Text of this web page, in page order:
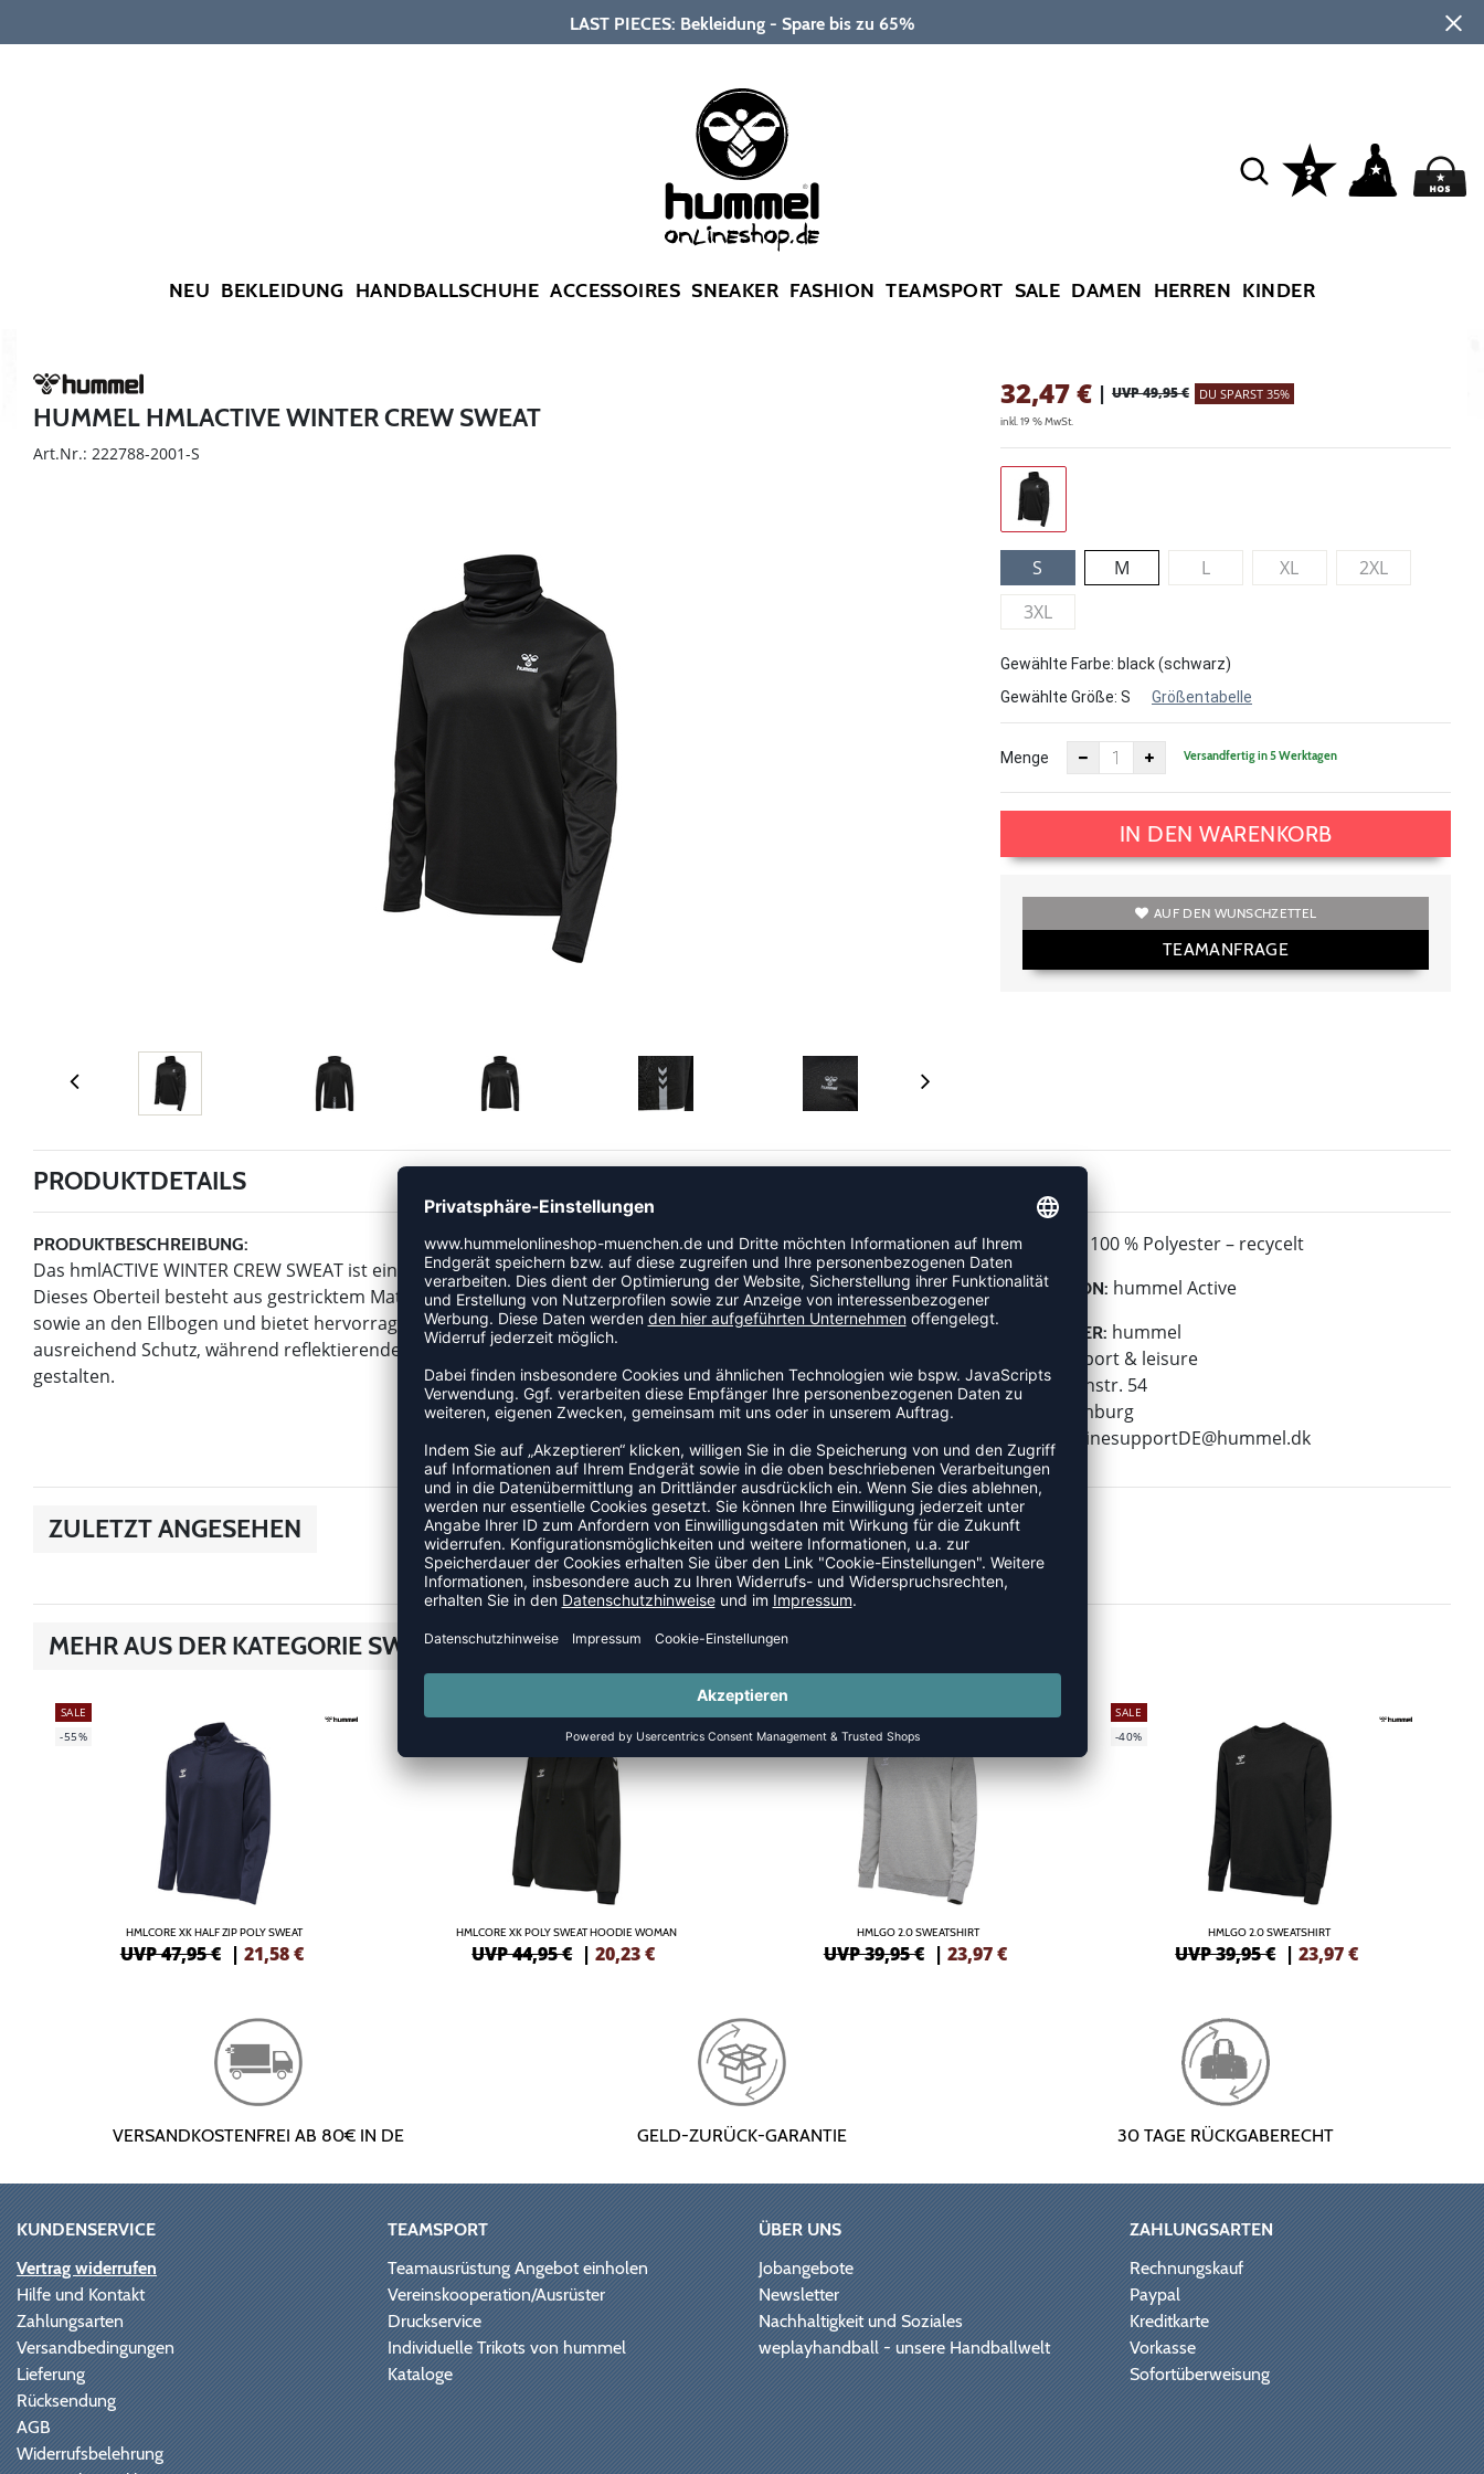
LAST PIECES: Bekleidung - Spare bis zu 65%
NEU BEKLEIDUNG HANDBALLSCHUHE ACCESSOIRES SNEAKER FASHION TEAMSPORT SALE DAMEN HERREN KINDER
HUMMEL HMLACTIVE WINTER CREW SWEAT
Art.Nr.: 222788-2001-S
32,47€ | UVP 49,95 € DU SPARST 35%
inkl. 19 % MwSt.
S M L XL
2XL
3XL
Gewählte Farbe: black (schwarz)
Gewählte Größe: S Größentabelle
Menge Versandfertig in 5 Werktagen
IN DEN WARENKORB
AUF DEN WUNSCHZETTEL
TEAMANFRAGE
PRODUKTDETAILS
PRODUKTBESCHREIBUNG:
Das hmlACTIVE WINTER CREW SWEAT ist ein funktionelles Oberteil, das sich ideal für jedes Training eignet.
Dieses Oberteil besteht aus gestricktem Material mit gebürsteter Rückseite und geripptem Stoff am Einsatz
sowie an den Ellbogen und bietet hervorragenden Tragekomfort. Die langen Ärmel und der Rollkragen bieten
ausreichend Schutz, während reflektierende Logos und die kultigen Winkel es ebenso stylish wie praktisch
gestalten.
MATERIAL: 100 % Polyester – recycelt
KOLLEKTION: hummel Active
HERSTELLER: hummel
hummel sport & leisure
Leverkusenstr. 54
22761 Hamburg
E-Mail:
onlinesupportDE@hummel.dk
ZULETZT ANGESEHEN
MEHR AUS DER KATEGORIE SWEATS/HOODIES
SALE
-55%
HMLCORE XK HALF ZIP POLY SWEAT
UVP 47,95 € | 21,58€
SALE
HMLCORE XK POLY SWEAT HOODIE WOMAN
UVP 44,95 € |20,23€
-40%
HMLGO 2.0 SWEATSHIRT
UVP 39,95 € | 23,97€
SALE
-40%
HMLGO 2.0 SWEATSHIRT
UVP 39,95 € |23,97€
VERSANDKOSTENFREI AB 80€ IN DE GELD-ZURÜCK-GARANTIE 30 TAGE RÜCKGABERECHT
KUNDENSERVICE
Vertrag widerrufen
Hilfe und Kontakt
Zahlungsarten
Versandbedingungen
Lieferung
Rücksendung
AGB
Widerrufsbelehrung
TEAMSPORT
Teamausrüstung Angebot einholen
Vereinskooperation/Ausrüster
Druckservice
Individuelle Trikots von hummel
Kataloge
ÜBER UNS
Jobangebote
Newsletter
Nachhaltigkeit und Soziales
weplayhandball - unsere Handballwelt
ZAHLUNGSARTEN
Rechnungskauf
Paypal
Kreditkarte
Vorkasse
Sofortüberweisung